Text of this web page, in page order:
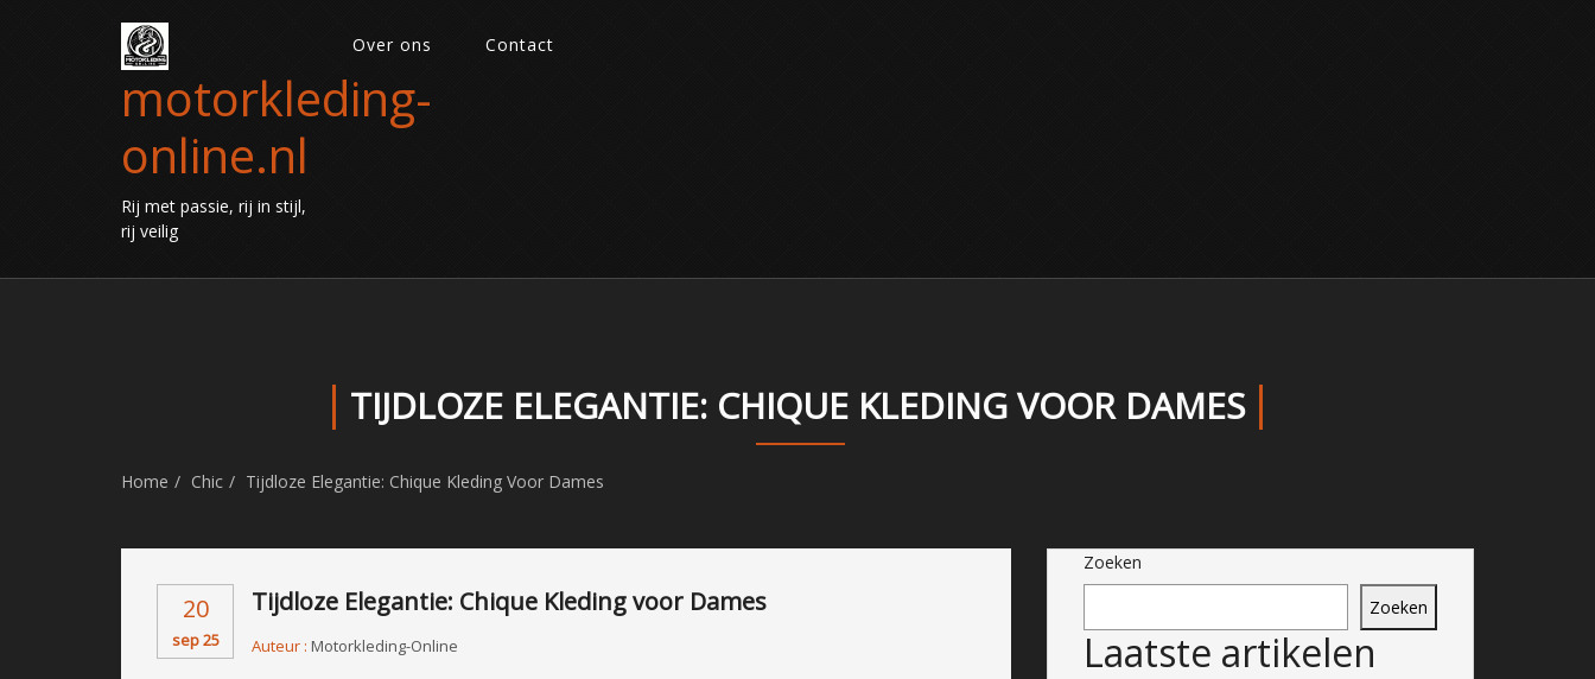
motorkleding-
online.nl
Rij met passie, rij in stijl,
rij veilig
Over ons Contact
TIJDLOZE ELEGANTIE: CHIQUE KLEDING VOOR DAMES
Home Chic Tijdloze Elegantie: Chique Kleding Voor Dames
20
sep 25
Tijdloze Elegantie: Chique Kleding voor Dames
Auteur : Motorkleding-Online
Zoeken
Zoeken
Laatste artikelen